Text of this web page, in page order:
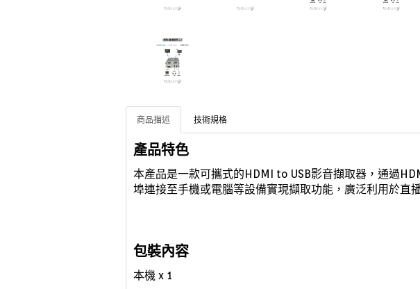
商品描述 技術規格
產品特色
本產品是一款可攜式的HDMI to USB影音擷取器，通過
埠連接至手機或電腦等設備實現擷取功能，廣泛利用於直
包裝內容
本機x 1